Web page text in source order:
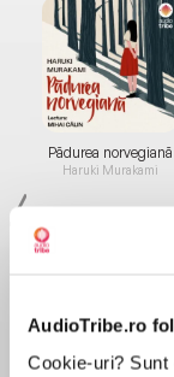
AudioTribe.ro
Cookie-uri?
Pădurea norvegiană
Haruki Murakami
Elita de Argint (Elita